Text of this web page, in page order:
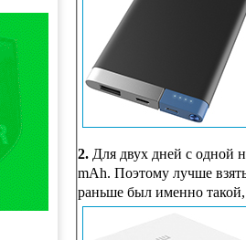
2. Для двух дней с одной
mAh. Поэтому лучше
раньше был именно